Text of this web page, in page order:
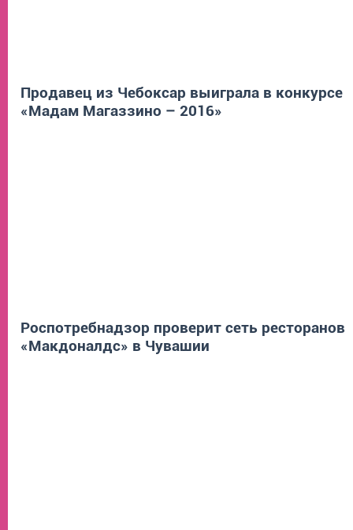
Продавец из Чебоксар выиграла в конкурсе
«Мадам Магаззино – 2016»
Роспотребнадзор проверит сеть ресторанов
«Макдоналдс» в Чувашии